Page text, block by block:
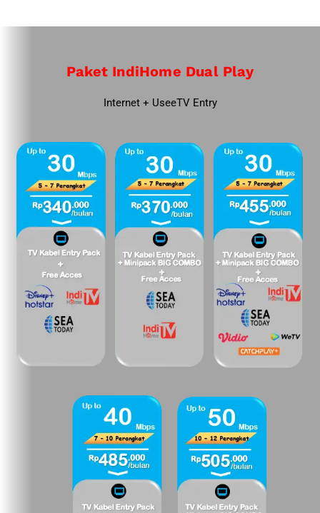
Paket IndiHome Dual Play
Internet + UseeTV Entry